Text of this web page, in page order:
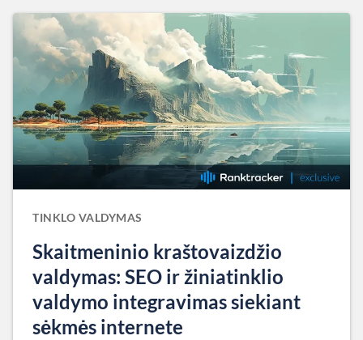
TINKLO VALDYMAS
Skaitmeninio kraštovaizdžio
valdymas: SEO ir žiniatinklio
valdymo integravimas siekiant
sėkmės internete